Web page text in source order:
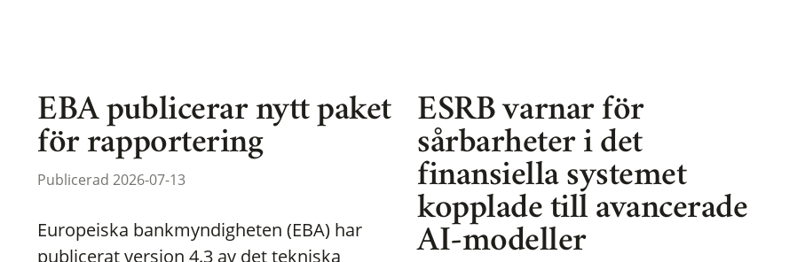
EBA publicerar nytt paket
för rapportering
Publicerad 2026-07-13
Europeiska bankmyndigheten (EBA) har
publicerat version 4.3 av det tekniska
ESRB varnar för
sårbarheter i det
finansiella systemet
kopplade till avancerade
AI-modeller